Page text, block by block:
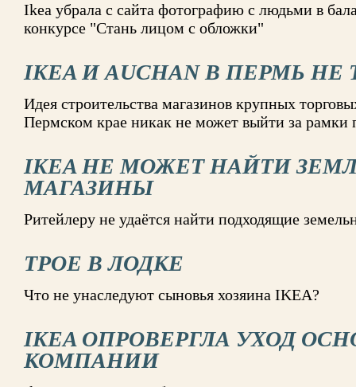
Ikea убрала с сайта фотографию с людьми в
конкурсе "Стань лицом с обложки"
IKEA И AUCHAN В ПЕРМЬ
Идея строительства магазинов крупных
Пермском крае никак не может выйти за рамки
IKEA НЕ МОЖЕТ НАЙТИ
МАГАЗИНЫ
Ритейлеру не удаётся найти подходящие
ТРОЕ В ЛОДКЕ
Что не унаследуют сыновья хозяина IKEA?
IKEA ОПРОВЕРГЛА УХОД
КОМПАНИИ